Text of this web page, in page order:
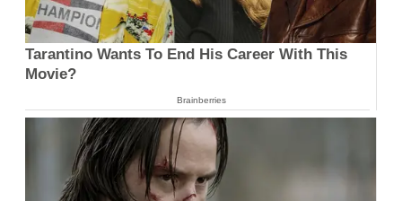
Tarantino Wants To End His Career With This
Movie?
Brainberries